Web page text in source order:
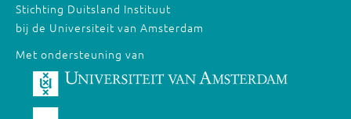
Stichting Duitsland Instituut
bij de Universiteit van Amsterdam
Met ondersteuning van